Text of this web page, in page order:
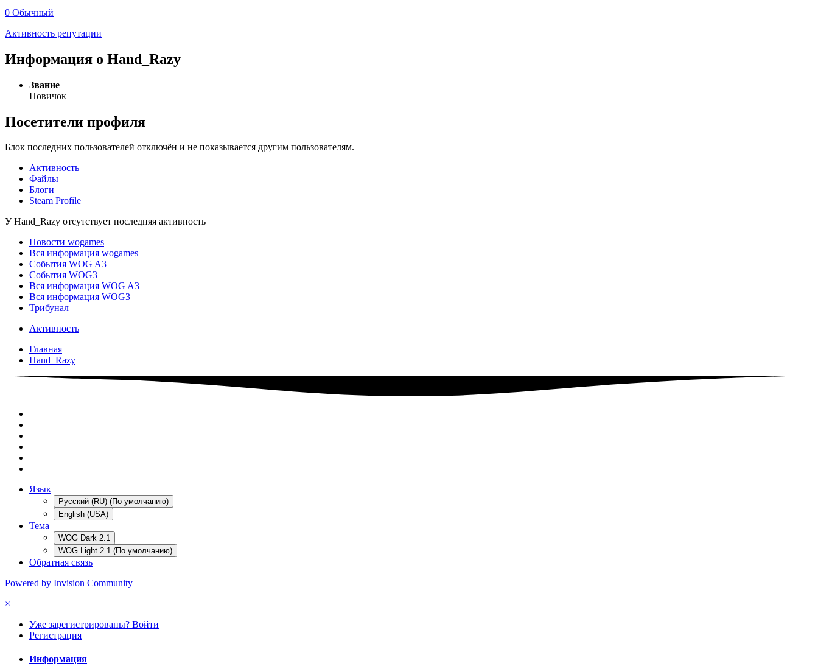
0 Обычный
Активность репутации
Информация о Hand_Razy
Звание
Новичок
Посетители профиля
Блок последних пользователей отключён и не показывается другим пользователям.
Активность
Файлы
Блоги
Steam Profile
У Hand_Razy отсутствует последняя активность
Новости wogames
Вся информация wogames
События WOG A3
События WOG3
Вся информация WOG A3
Вся информация WOG3
Трибунал
Активность
Главная
Hand_Razy
Язык
Русский (RU) (По умолчанию)
English (USA)
Тема
WOG Dark 2.1
WOG Light 2.1 (По умолчанию)
Обратная связь
Powered by Invision Community
×
Уже зарегистрированы? Войти
Регистрация
Информация